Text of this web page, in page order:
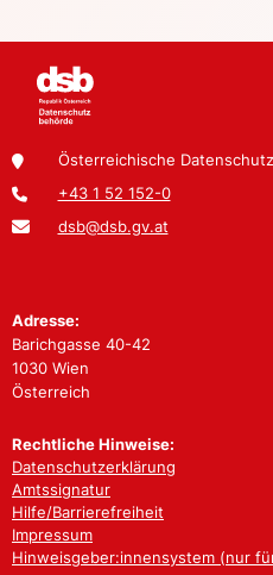
Österreichische
+43 1 52 152-0
dsb@dsb.gv.at
Adresse:
Barichgasse 40-42
1030 Wien
Österreich
Rechtliche Hinweise:
Datenschutzerklärung
Amtssignatur
Hilfe/Barrierefreiheit
Impressum
Hinweisgeber:innensystem (nur